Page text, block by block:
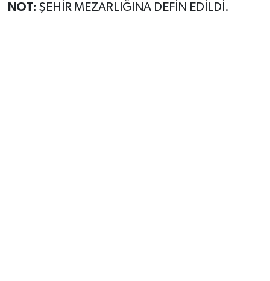
NOT: ŞEHİR MEZARLIĞINA DEFİN EDİLDİ.